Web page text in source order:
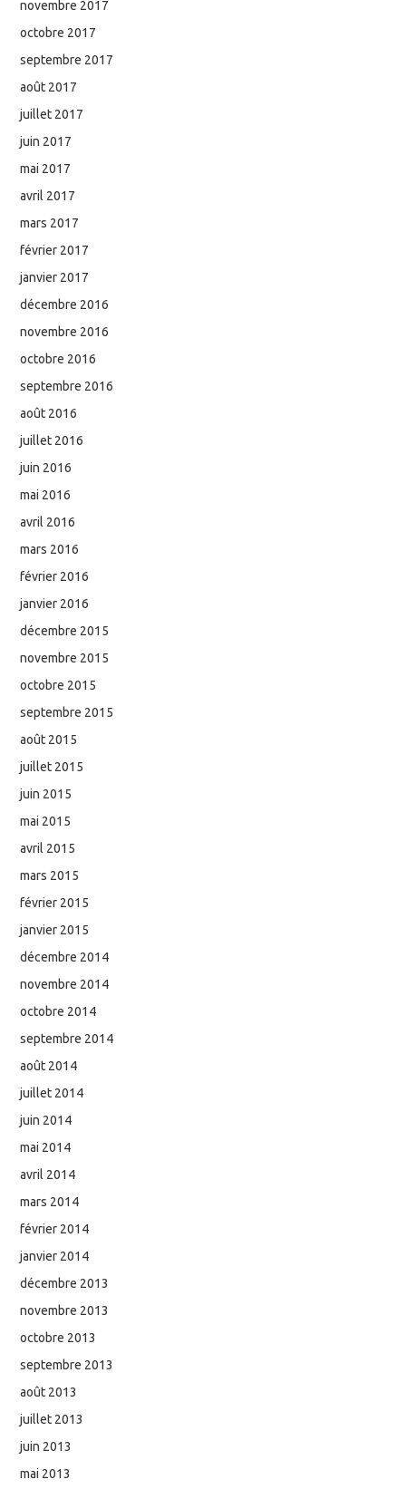
novembre 2017
octobre 2017
septembre 2017
août 2017
juillet 2017
juin 2017
mai 2017
avril 2017
mars 2017
février 2017
janvier 2017
décembre 2016
novembre 2016
octobre 2016
septembre 2016
août 2016
juillet 2016
juin 2016
mai 2016
avril 2016
mars 2016
février 2016
janvier 2016
décembre 2015
novembre 2015
octobre 2015
septembre 2015
août 2015
juillet 2015
juin 2015
mai 2015
avril 2015
mars 2015
février 2015
janvier 2015
décembre 2014
novembre 2014
octobre 2014
septembre 2014
août 2014
juillet 2014
juin 2014
mai 2014
avril 2014
mars 2014
février 2014
janvier 2014
décembre 2013
novembre 2013
octobre 2013
septembre 2013
août 2013
juillet 2013
juin 2013
mai 2013